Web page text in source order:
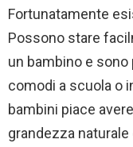
Fortunatamente
Possono stare
un bambino e
comodi a scuola o
bambini piace
grandezza